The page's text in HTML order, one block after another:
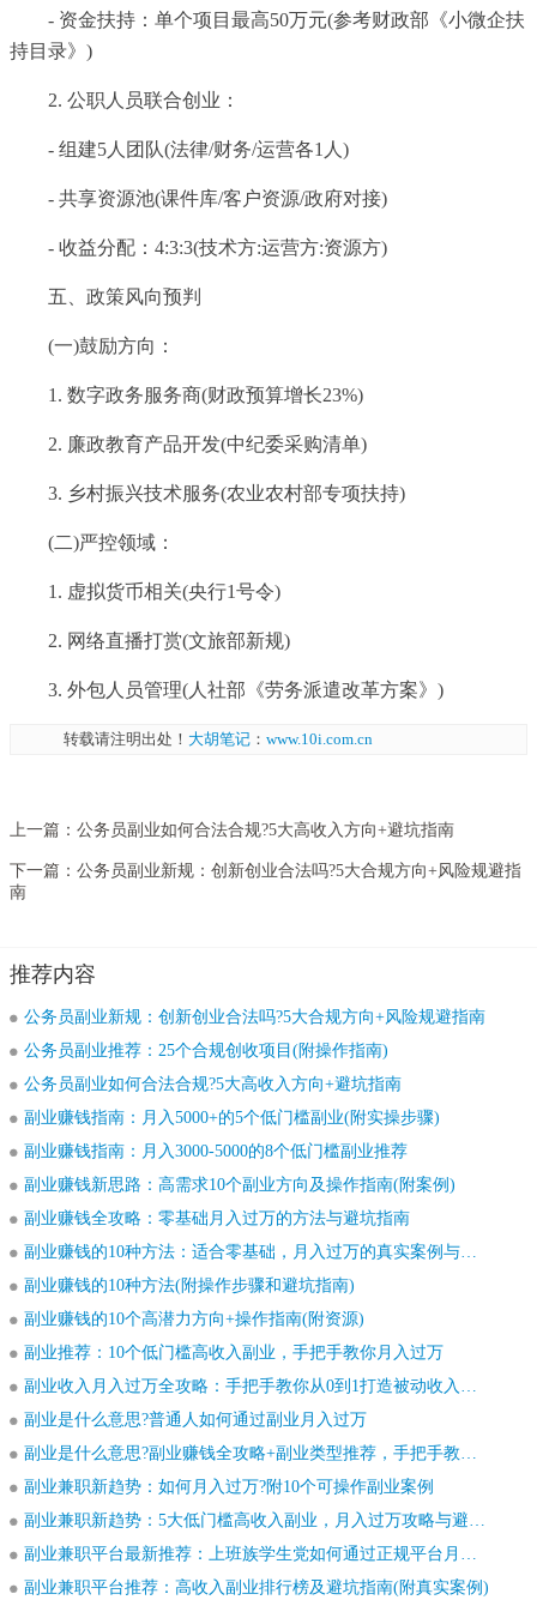
- 资金扶持：单个项目最高50万元(参考财政部《小微企扶
持目录》)
2. 公职人员联合创业：
- 组建5人团队(法律/财务/运营各1人)
- 共享资源池(课件库/客户资源/政府对接)
- 收益分配：4:3:3(技术方:运营方:资源方)
五、政策风向预判
(一)鼓励方向：
1. 数字政务服务商(财政预算增长23%)
2. 廉政教育产品开发(中纪委采购清单)
3. 乡村振兴技术服务(农业农村部专项扶持)
(二)严控领域：
1. 虚拟货币相关(央行1号令)
2. 网络直播打赏(文旅部新规)
3. 外包人员管理(人社部《劳务派遣改革方案》)
转载请注明出处！ 大胡笔记 ： www.10i.com.cn
上一篇： 公务员副业如何合法合规?5大高收入方向+避坑指南
下一篇： 公务员副业新规：创新创业合法吗?5大合规方向+风险规避指
南
推荐内容
公务员副业新规：创新创业合法吗?5大合规方向+风险规避指南
公务员副业推荐：25个合规创收项目(附操作指南)
公务员副业如何合法合规?5大高收入方向+避坑指南
副业赚钱指南：月入5000+的5个低门槛副业(附实操步骤)
副业赚钱指南：月入3000-5000的8个低门槛副业推荐
副业赚钱新思路：高需求10个副业方向及操作指南(附案例)
副业赚钱全攻略：零基础月入过万的方法与避坑指南
副业赚钱的10种方法：适合零基础，月入过万的真实案例与操作指南
副业赚钱的10种方法(附操作步骤和避坑指南)
副业赚钱的10个高潜力方向+操作指南(附资源)
副业推荐：10个低门槛高收入副业，手把手教你月入过万
副业收入月入过万全攻略：手把手教你从0到1打造被动收入管道
副业是什么意思?普通人如何通过副业月入过万
副业是什么意思?副业赚钱全攻略+副业类型推荐，手把手教你开启第二收入
副业兼职新趋势：如何月入过万?附10个可操作副业案例
副业兼职新趋势：5大低门槛高收入副业，月入过万攻略与避坑指南
副业兼职平台最新推荐：上班族学生党如何通过正规平台月入3000+
副业兼职平台推荐：高收入副业排行榜及避坑指南(附真实案例)